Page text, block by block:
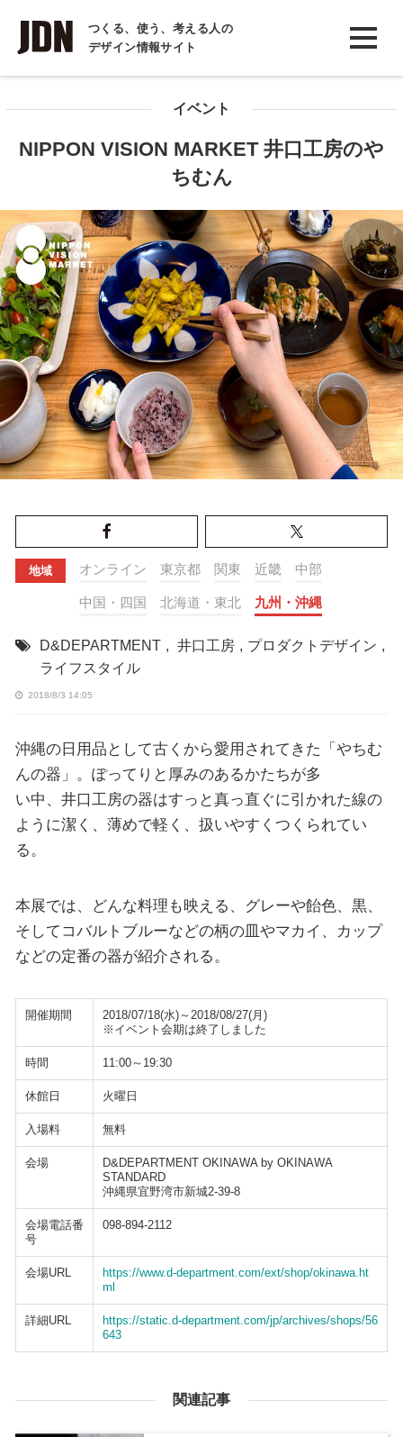
つくる、使う、考える人の
デザイン情報サイト
INTERVIEW
インタビュー
イベント
NIPPON VISION MARKET 井口工房のや
ちむん
地域 オンライン 東京都 関東 近畿 中部
中国・四国 北海道・東北 九州・沖縄
D&DEPARTMENT , 井口工房 , プロダクトデザイン ,
ライフスタイル
2018/8/3 14:05
沖縄の日用品として古くから愛用されてきた「やちむ
んの器」。ぽってりと厚みのあるかたちが多
い中、井口工房の器はすっと真っ直ぐに引かれた線の
ように潔く、薄めで軽く、扱いやすくつくられてい
る。
本展では、どんな料理も映える、グレーや飴色、黒、
そしてコバルトブルーなどの柄の皿やマカイ、カップ
などの定番の器が紹介される。
開催期間
2018/07/18(水)～2018/08/27(月)
※イベント会期は終了しました
時間 11:00～19:30
休館日 火曜日
入場料 無料
会場
D&DEPARTMENT OKINAWA by OKINAWA
STANDARD
沖縄県宜野湾市新城2-39-8
会場電話番
号
098-894-2112
会場URL
https://www.d-department.com/ext/shop/okinawa.ht
ml
詳細URL
https://static.d-department.com/jp/archives/shops/56
643
関連記事